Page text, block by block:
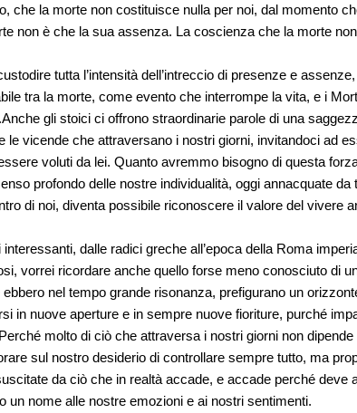
che la morte non costituisce nulla per noi, dal momento
non è che la sua assenza. La coscienza che la morte
tutta l’intensità dell’intreccio di presenze e
tra la morte, come evento che interrompe la vita, e i
gli stoici ci offrono straordinarie parole di una
le vicende che attraversano i nostri giorni, invitandoci ad
voluti da lei. Quanto avremmo bisogno di questa
profondo delle nostre individualità, oggi annacquate
di noi, diventa possibile riconoscere il valore del vivere
dalle radici greche all’epoca della Roma
vorrei ricordare anche quello forse meno conosciuto di
nel tempo grande risonanza, prefigurano un
in nuove aperture e in sempre nuove fioriture, purché
molto di ciò che attraversa i nostri giorni non
sul nostro desiderio di controllare sempre tutto, ma
da ciò che in realtà accade, e accade perché deve
un nome alle nostre emozioni e ai nostri sentimenti.